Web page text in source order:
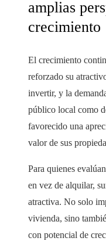
amplias
crecimiento
El crecimiento
reforzado su
invertir, y la
público local como
favorecido una
valor de sus
Para quienes
en vez de alquilar,
atractiva. No solo
vivienda, sino
con potencial de